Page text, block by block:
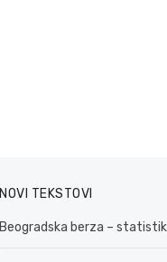
NOVI TEKSTOVI
Beogradska berza –